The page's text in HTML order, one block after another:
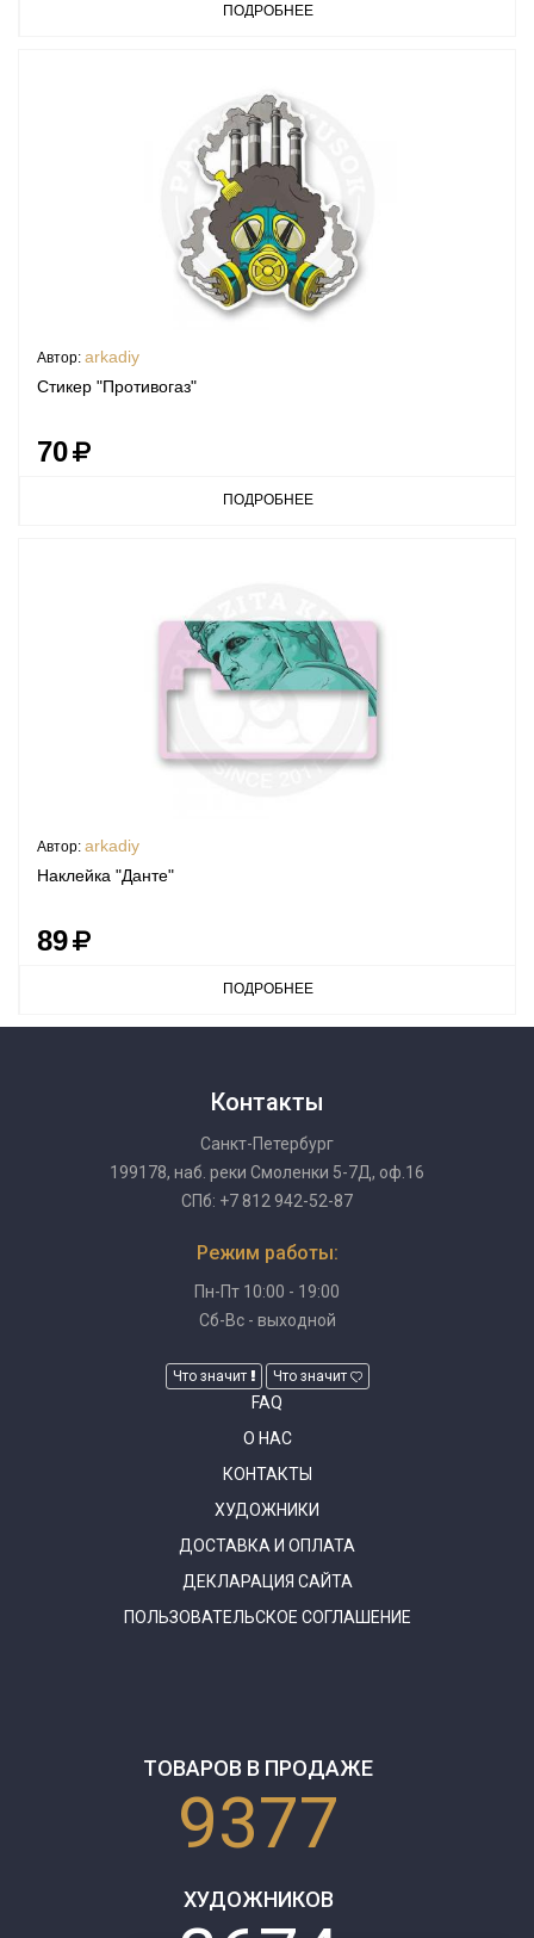
ПОДРОБНЕЕ
Автор: arkadiy
Стикер "Противогаз"
70
ПОДРОБНЕЕ
Автор: arkadiy
Наклейка "Данте"
89
ПОДРОБНЕЕ
Контакты
Санкт-Петербург
199178, наб. реки Смоленки 5-7Д, оф.16
СПб: +7 812 942-52-87
Режим работы:
Пн-Пт 10:00 - 19:00
Сб-Вс - выходной
Что значит Что значит
FAQ
О НАС
КОНТАКТЫ
ХУДОЖНИКИ
ДОСТАВКА И ОПЛАТА
ДЕКЛАРАЦИЯ САЙТА
ПОЛЬЗОВАТЕЛЬСКОЕ СОГЛАШЕНИЕ
ТОВАРОВ В ПРОДАЖЕ
9377
ХУДОЖНИКОВ